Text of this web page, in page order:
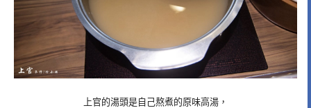
上官的湯頭是自己熬煮的原味高湯，